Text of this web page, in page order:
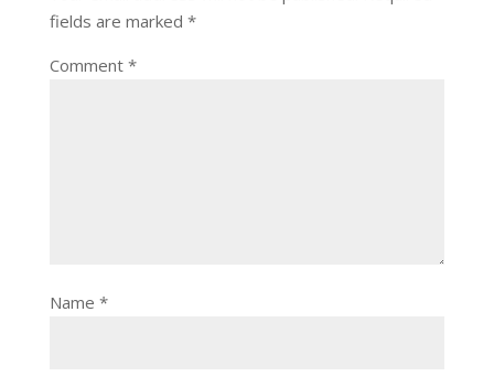
fields are marked *
Comment *
Name *